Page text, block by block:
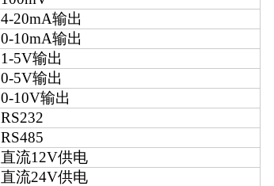
4-20mA输出
0-10mA输出
1-5V输出
0-5V输出
0-10V输出
RS232
RS485
直流12V供电
直流24V供电